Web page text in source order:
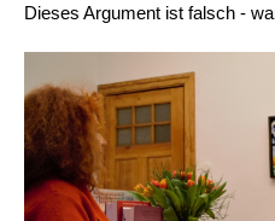
Dieses Argument ist falsch -